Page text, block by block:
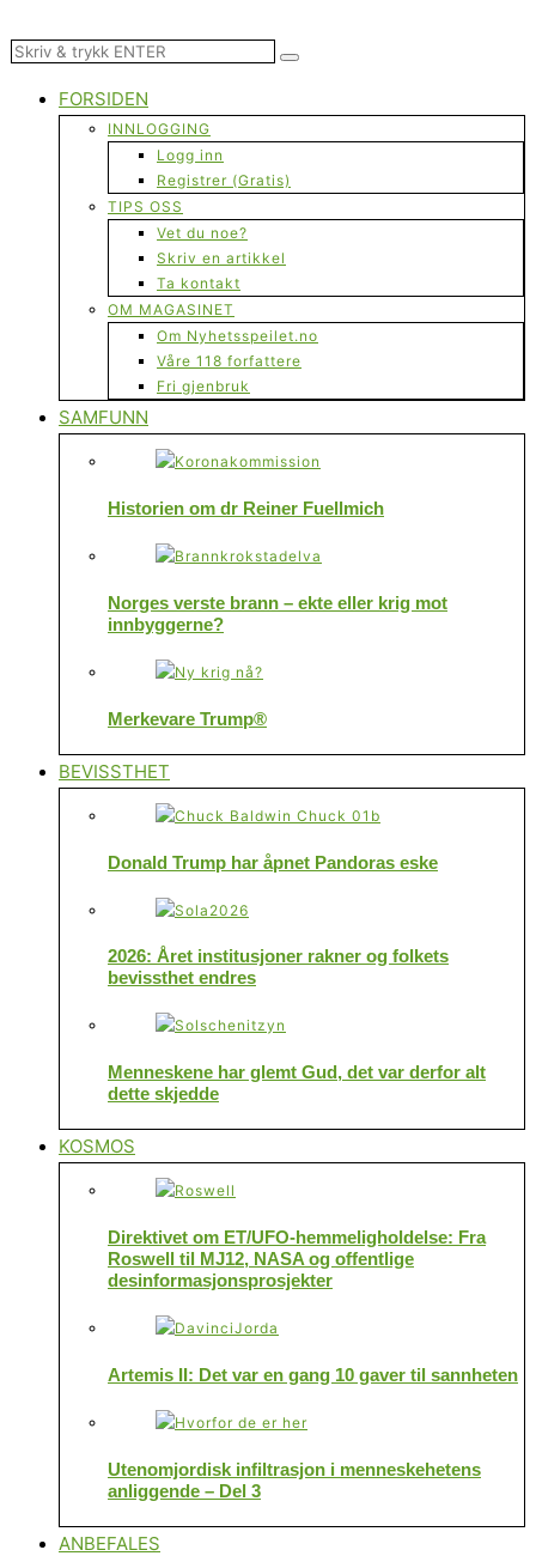
FORSIDEN
INNLOGGING
Logg inn
Registrer (Gratis)
TIPS OSS
Vet du noe?
Skriv en artikkel
Ta kontakt
OM MAGASINET
Om Nyhetsspeilet.no
Våre 118 forfattere
Fri gjenbruk
SAMFUNN
Historien om dr Reiner Fuellmich
Norges verste brann – ekte eller krig mot
innbyggerne?
Merkevare Trump®
BEVISSTHET
Donald Trump har åpnet Pandoras eske
2026: Året institusjoner rakner og folkets
bevissthet endres
Menneskene har glemt Gud, det var derfor alt
dette skjedde
KOSMOS
Direktivet om ET/UFO-hemmeligholdelse: Fra
Roswell til MJ12, NASA og offentlige
desinformasjonsprosjekter
Artemis II: Det var en gang 10 gaver til sannheten
Utenomjordisk infiltrasjon i menneskehetens
anliggende – Del 3
ANBEFALES